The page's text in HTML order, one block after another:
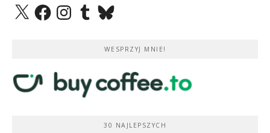
X FacebookInstagramTumblrBluesky
WESPRZYJ MNIE!
30 NAJLEPSZYCH